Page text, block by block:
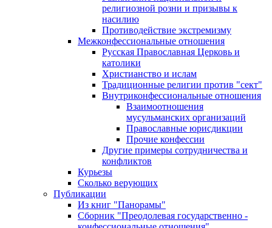
религиозной розни и призывы к
насилию
Противодействие экстремизму
Межконфессиональные отношения
Русская Православная Церковь и
католики
Христианство и ислам
Традиционные религии против "сект"
Внутриконфессиональные отношения
Взаимоотношения
мусульманских организаций
Православные юрисдикции
Прочие конфессии
Другие примеры сотрудничества и
конфликтов
Курьезы
Сколько верующих
Публикации
Из книг "Панорамы"
Сборник "Преодолевая государственно -